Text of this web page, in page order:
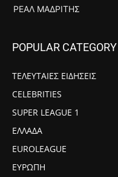
ΡΕΆΛ ΜΑΔΡΊΤΗΣ
POPULAR CATEGORY
ΤΕΛΕΥΤΑΙΕΣ ΕΙΔΗΣΕΙΣ
CELEBRITIES
SUPER LEAGUE 1
ΕΛΛΑΔΑ
EUROLEAGUE
ΕΥΡΩΠΗ